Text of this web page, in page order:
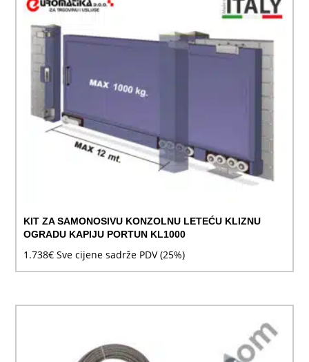
do
KIT ZA SAMONOSIVU KONZOLNU LETEĆU KLIZNU
OGRADU KAPIJU PORTUN KL1000
1.738€ Sve cijene sadrže PDV (25%)